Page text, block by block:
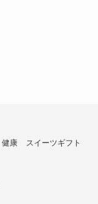
健康
スイーツギフト